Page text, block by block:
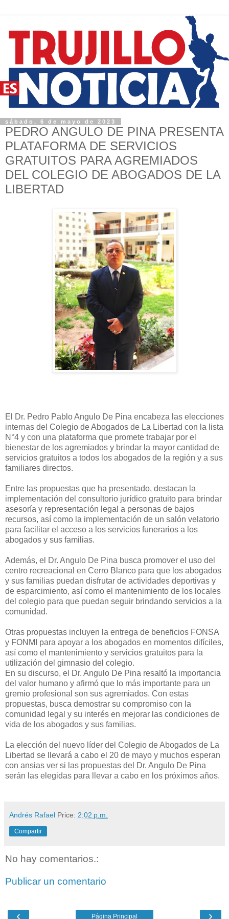
sábado, 6 de mayo de 2023
PEDRO ANGULO DE PINA PRESENTA
PLATAFORMA DE SERVICIOS
GRATUITOS PARA AGREMIADOS
DEL COLEGIO DE ABOGADOS DE LA
LIBERTAD
El Dr. Pedro Pablo Angulo De Pina encabeza las elecciones
internas del Colegio de Abogados de La Libertad con la lista
N°4 y con una plataforma que promete trabajar por el
bienestar de los agremiados y brindar la mayor cantidad de
servicios gratuitos a todos los abogados de la región y a sus
familiares directos.
Entre las propuestas que ha presentado, destacan la
implementación del consultorio jurídico gratuito para brindar
asesoría y representación legal a personas de bajos
recursos, así como la implementación de un salón velatorio
para facilitar el acceso a los servicios funerarios a los
abogados y sus familias.
Además, el Dr. Angulo De Pina busca promover el uso del
centro recreacional en Cerro Blanco para que los abogados
y sus familias puedan disfrutar de actividades deportivas y
de esparcimiento, así como el mantenimiento de los locales
del colegio para que puedan seguir brindando servicios a la
comunidad.
Otras propuestas incluyen la entrega de beneficios FONSA
y FONMI para apoyar a los abogados en momentos difíciles,
así como el mantenimiento y servicios gratuitos para la
utilización del gimnasio del colegio.
En su discurso, el Dr. Angulo De Pina resaltó la importancia
del valor humano y afirmó que lo más importante para un
gremio profesional son sus agremiados. Con estas
propuestas, busca demostrar su compromiso con la
comunidad legal y su interés en mejorar las condiciones de
vida de los abogados y sus familias.
La elección del nuevo líder del Colegio de Abogados de La
Libertad se llevará a cabo el 20 de mayo y muchos esperan
con ansias ver si las propuestas del Dr. Angulo De Pina
serán las elegidas para llevar a cabo en los próximos años.
Andrés Rafael Price: 2:02 p.m.
Compartir
No hay comentarios.:
Publicar un comentario
‹ ›
Página Principal